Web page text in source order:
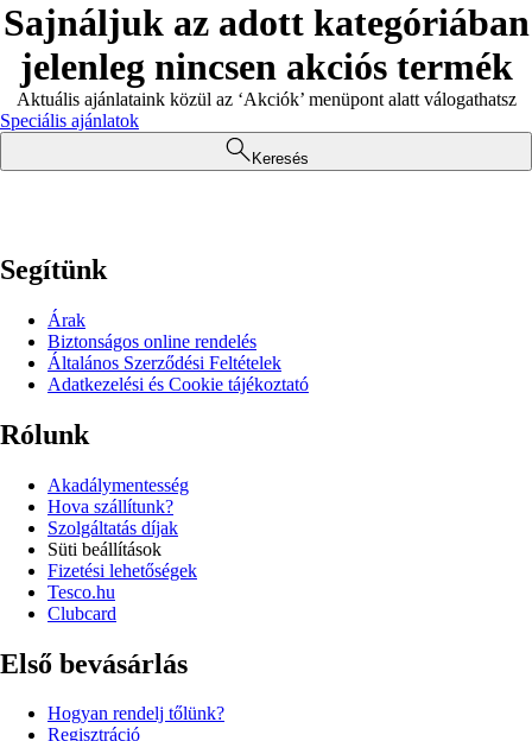
Sajnáljuk az adott kategóriában
jelenleg nincsen akciós termék
Aktuális ajánlataink közül az ‘Akciók’ menüpont alatt válogathatsz
Speciális ajánlatok
Keresés
Segítünk
Árak
Biztonságos online rendelés
Általános Szerződési Feltételek
Adatkezelési és Cookie tájékoztató
Rólunk
Akadálymentesség
Hova szállítunk?
Szolgáltatás díjak
Süti beállítások
Fizetési lehetőségek
Tesco.hu
Clubcard
Első bevásárlás
Hogyan rendelj tőlünk?
Regisztráció